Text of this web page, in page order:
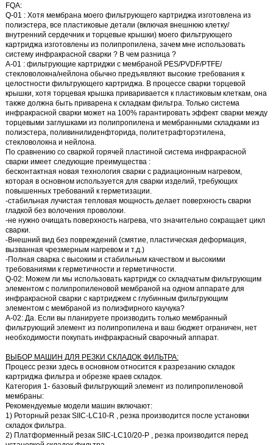
FQA:
Q-01 : Хотя мембрана моего фильтрующего картриджа изготовлена из
полиэстера, все пластиковые детали (включая внешнюю клетку/
внутренний сердечник и торцевые крышки) моего фильтрующего
картриджа изготовлены из полипропилена, зачем мне использовать
систему инфракрасной сварки ? В чем разница?
A-01 : фильтрующие картриджи с мембраной PES/PVDF/PTFE/
стекловолокна/нейлона обычно предъявляют высокие требования к
целостности фильтрующего картриджа. В процессе сварки торцевой
крышки, хотя торцевая крышка приваривается к пластиковым клеткам, она
также должна быть приварена к складкам фильтра. Только система
инфракрасной сварки может на 100% гарантировать эффект сварки между
торцевыми заглушками из полипропилена и мембранными складками из
полиэстера, поливинилиденфторида, политетрафторэтилена,
стекловолокна и нейлона.
По сравнению со сваркой горячей пластиной система инфракрасной
сварки имеет следующие преимущества:
бесконтактная новая технология сварки с радиационным нагревом,
которая в основном используется для сварки изделий, требующих
повышенных требований к герметизации.
-стабильная лучистая тепловая мощность делает поверхность сварки
гладкой без волочения проволоки.
-не нужно очищать поверхность нагрева, что значительно сокращает цикл
сварки.
-Внешний вид без повреждений (смятие, пластическая деформация,
вызванная чрезмерным нагревом и т.д.)
-Полная сварка с высоким и стабильным качеством и высокими
требованиями к герметичности и герметичности.
Q-02:Можем ли мы использовать картридж со складчатым фильтрующим
элементом с полипропиленовой мембраной на одном аппарате для
инфракрасной сварки с картриджем с глубинным фильтрующим
элементом с мембраной из полиэфирного каучука?
А-02:Да. Если вы планируете производить только мембранный
фильтрующий элемент из полипропилена и ваш бюджет ограничен, нет
необходимости покупать инфракрасный сварочный аппарат.
ВЫБОР МАШИН ДЛЯ РЕЗКИ СКЛАДОК ФИЛЬТРА:
Процесс резки здесь в основном относится к разрезаниюскладок
картриджа фильтра и обрезке краев складок.
Категория 1- базовый фильтрующий элемент из полипропиленовой
мембраны:
Рекомендуемые модели машин включают:
1) Роторный резак SIIC-LC10-R , резка производится после установки
складок фильтра.
2) Платформенный резак SIIC-LC10/20-P, резка производится перед